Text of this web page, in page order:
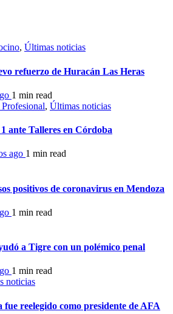
, Últimas noticias
refuerzo de Huracán Las Heras
1 min read
, Últimas noticias
ante Talleres en Córdoba
ago 1 min read
positivos de coronavirus en Mendoza
1 min read
a Tigre con un polémico penal
1 min read
noticias
reelegido como presidente de AFA